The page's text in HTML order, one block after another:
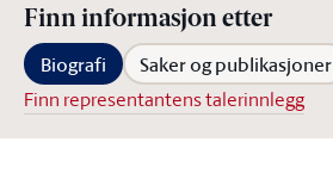
Finn informasjon etter
Biografi Saker og publikasjoner
Finn representantens talerinnlegg